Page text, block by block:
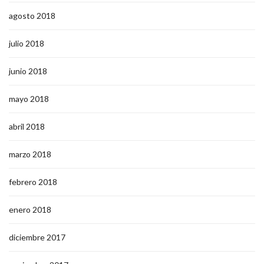
agosto 2018
julio 2018
junio 2018
mayo 2018
abril 2018
marzo 2018
febrero 2018
enero 2018
diciembre 2017